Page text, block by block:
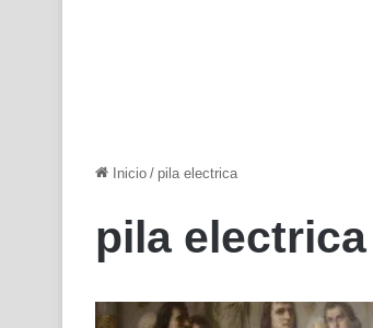
Inicio / pila electrica
pila electrica